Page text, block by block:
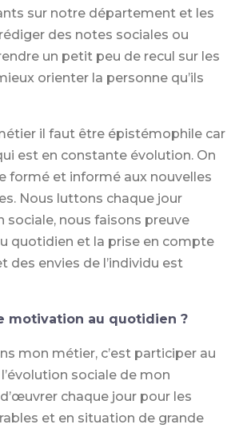
sur notre département et les
des notes sociales ou
un petit peu de recul sur les
orienter la personne qu’ils
il faut être épistémophile car
est en constante évolution. On
formé et informé aux nouvelles
Nous luttons chaque jour
sociale, nous faisons preuve
quotidien et la prise en compte
des envies de l’individu est
motivation au quotidien ?
mon métier, c’est participer au
sociale de mon
chaque jour pour les
et en situation de grande